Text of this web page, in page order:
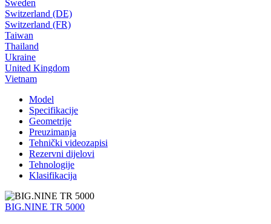
Sweden
Switzerland (DE)
Switzerland (FR)
Taiwan
Thailand
Ukraine
United Kingdom
Vietnam
Model
Specifikacije
Geometrije
Preuzimanja
Tehnički videozapisi
Rezervni dijelovi
Tehnologije
Klasifikacija
BIG.NINE TR 5000